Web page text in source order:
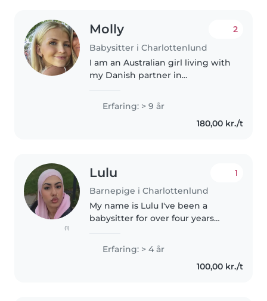
Molly
Babysitter i Charlottenlund
2
I am an Australian girl living with
my Danish partner in
education in early childhood
education and am an older sister
Erfaring: > 9 år
180,00 kr./t
(1)
Lulu
Barnepige i Charlottenlund
1
My name is Lulu I've been a
babysitter for over four years
caring person I love to take care
of kids and help them out I can
cook,bake, help out with..
Erfaring: > 4 år
100,00 kr./t